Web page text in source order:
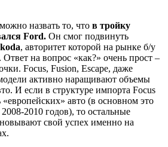
назвать то, что в тройку
Ford. Он смог подвинуть
, авторитет которой на рынке б/у
на вопрос «как?» очень прост –
Focus, Fusion, Escape, даже
активно наращивают объемы
И если в структуре импорта Focus
«европейских» авто (в основном это
2010 годов), то остальные
свой успех именно на